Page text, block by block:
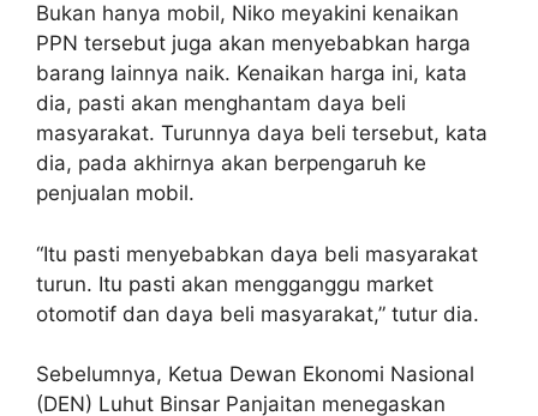
Bukan hanya mobil, Niko meyakini kenaikan
PPN tersebut juga akan menyebabkan harga
barang lainnya naik. Kenaikan harga ini, kata
dia, pasti akan menghantam daya beli
masyarakat. Turunnya daya beli tersebut, kata
dia, pada akhirnya akan berpengaruh ke
penjualan mobil.
“Itu pasti menyebabkan daya beli masyarakat
turun. Itu pasti akan mengganggu market
otomotif dan daya beli masyarakat,” tutur dia.
Sebelumnya, Ketua Dewan Ekonomi Nasional
(DEN) Luhut Binsar Panjaitan menegaskan